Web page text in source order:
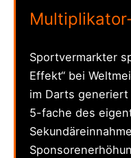
Sportvermarkter
Effekt“ bei
im Darts
5-fache des